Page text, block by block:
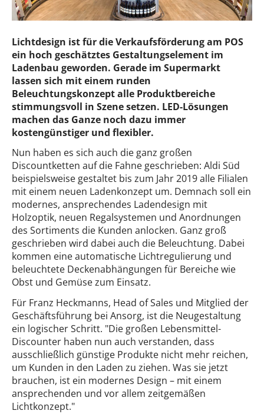
Lichtdesign ist für die Verkaufsförderung am POS
ein hoch geschätztes Gestaltungselement im
Ladenbau geworden. Gerade im Supermarkt
lassen sich mit einem runden
Beleuchtungskonzept alle Produktbereiche
stimmungsvoll in Szene setzen. LED-Lösungen
machen das Ganze noch dazu immer
kostengünstiger und flexibler.
Nun haben es sich auch die ganz großen
Discountketten auf die Fahne geschrieben: Aldi Süd
beispielsweise gestaltet bis zum Jahr 2019 alle Filialen
mit einem neuen Ladenkonzept um. Demnach soll ein
modernes, ansprechendes Ladendesign mit
Holzoptik, neuen Regalsystemen und Anordnungen
des Sortiments die Kunden anlocken. Ganz groß
geschrieben wird dabei auch die Beleuchtung. Dabei
kommen eine automatische Lichtregulierung und
beleuchtete Deckenabhängungen für Bereiche wie
Obst und Gemüse zum Einsatz.
Für Franz Heckmanns, Head of Sales und Mitglied der
Geschäftsführung bei Ansorg, ist die Neugestaltung
ein logischer Schritt. "Die großen Lebensmittel-
Discounter haben nun auch verstanden, dass
ausschließlich günstige Produkte nicht mehr reichen,
um Kunden in den Laden zu ziehen. Was sie jetzt
brauchen, ist ein modernes Design – mit einem
ansprechenden und vor allem zeitgemäßen
Lichtkonzept."